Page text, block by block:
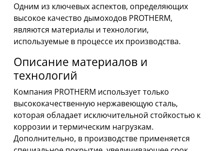
Одним из ключевых аспектов, определяющих
высокое качество дымоходов PROTHERM,
являются материалы и технологии,
используемые в процессе их производства.
Описание материалов и
технологий
Компания PROTHERM использует только
высококачественную нержавеющую сталь,
которая обладает исключительной стойкостью к
коррозии и термическим нагрузкам.
Дополнительно, в производстве применяется